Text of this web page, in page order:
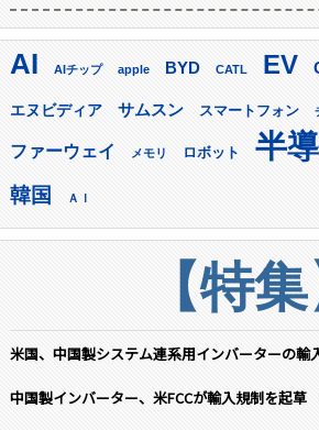
AI AIチップ apple BYD CATL EV
エヌビディア サムスン スマートフォン
ファーウェイ メモリ ロボット 半
韓国 ＡＩ
【特
米国、中国製システム連系用インバーターの輸
中国製インバーター、米FCCが輸入規制を起